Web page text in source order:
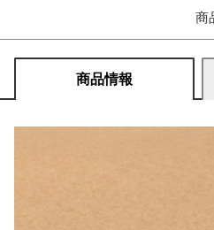
商
商品情報